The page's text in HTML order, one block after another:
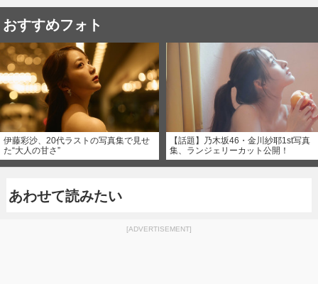
おすすめフォト
伊藤彩沙、20代ラストの写真集で見せ
た“大人の甘さ”
【話題】乃木坂46・金川紗耶1st写真
集、ランジェリーカット公開！
あわせて読みたい
[ADVERTISEMENT]